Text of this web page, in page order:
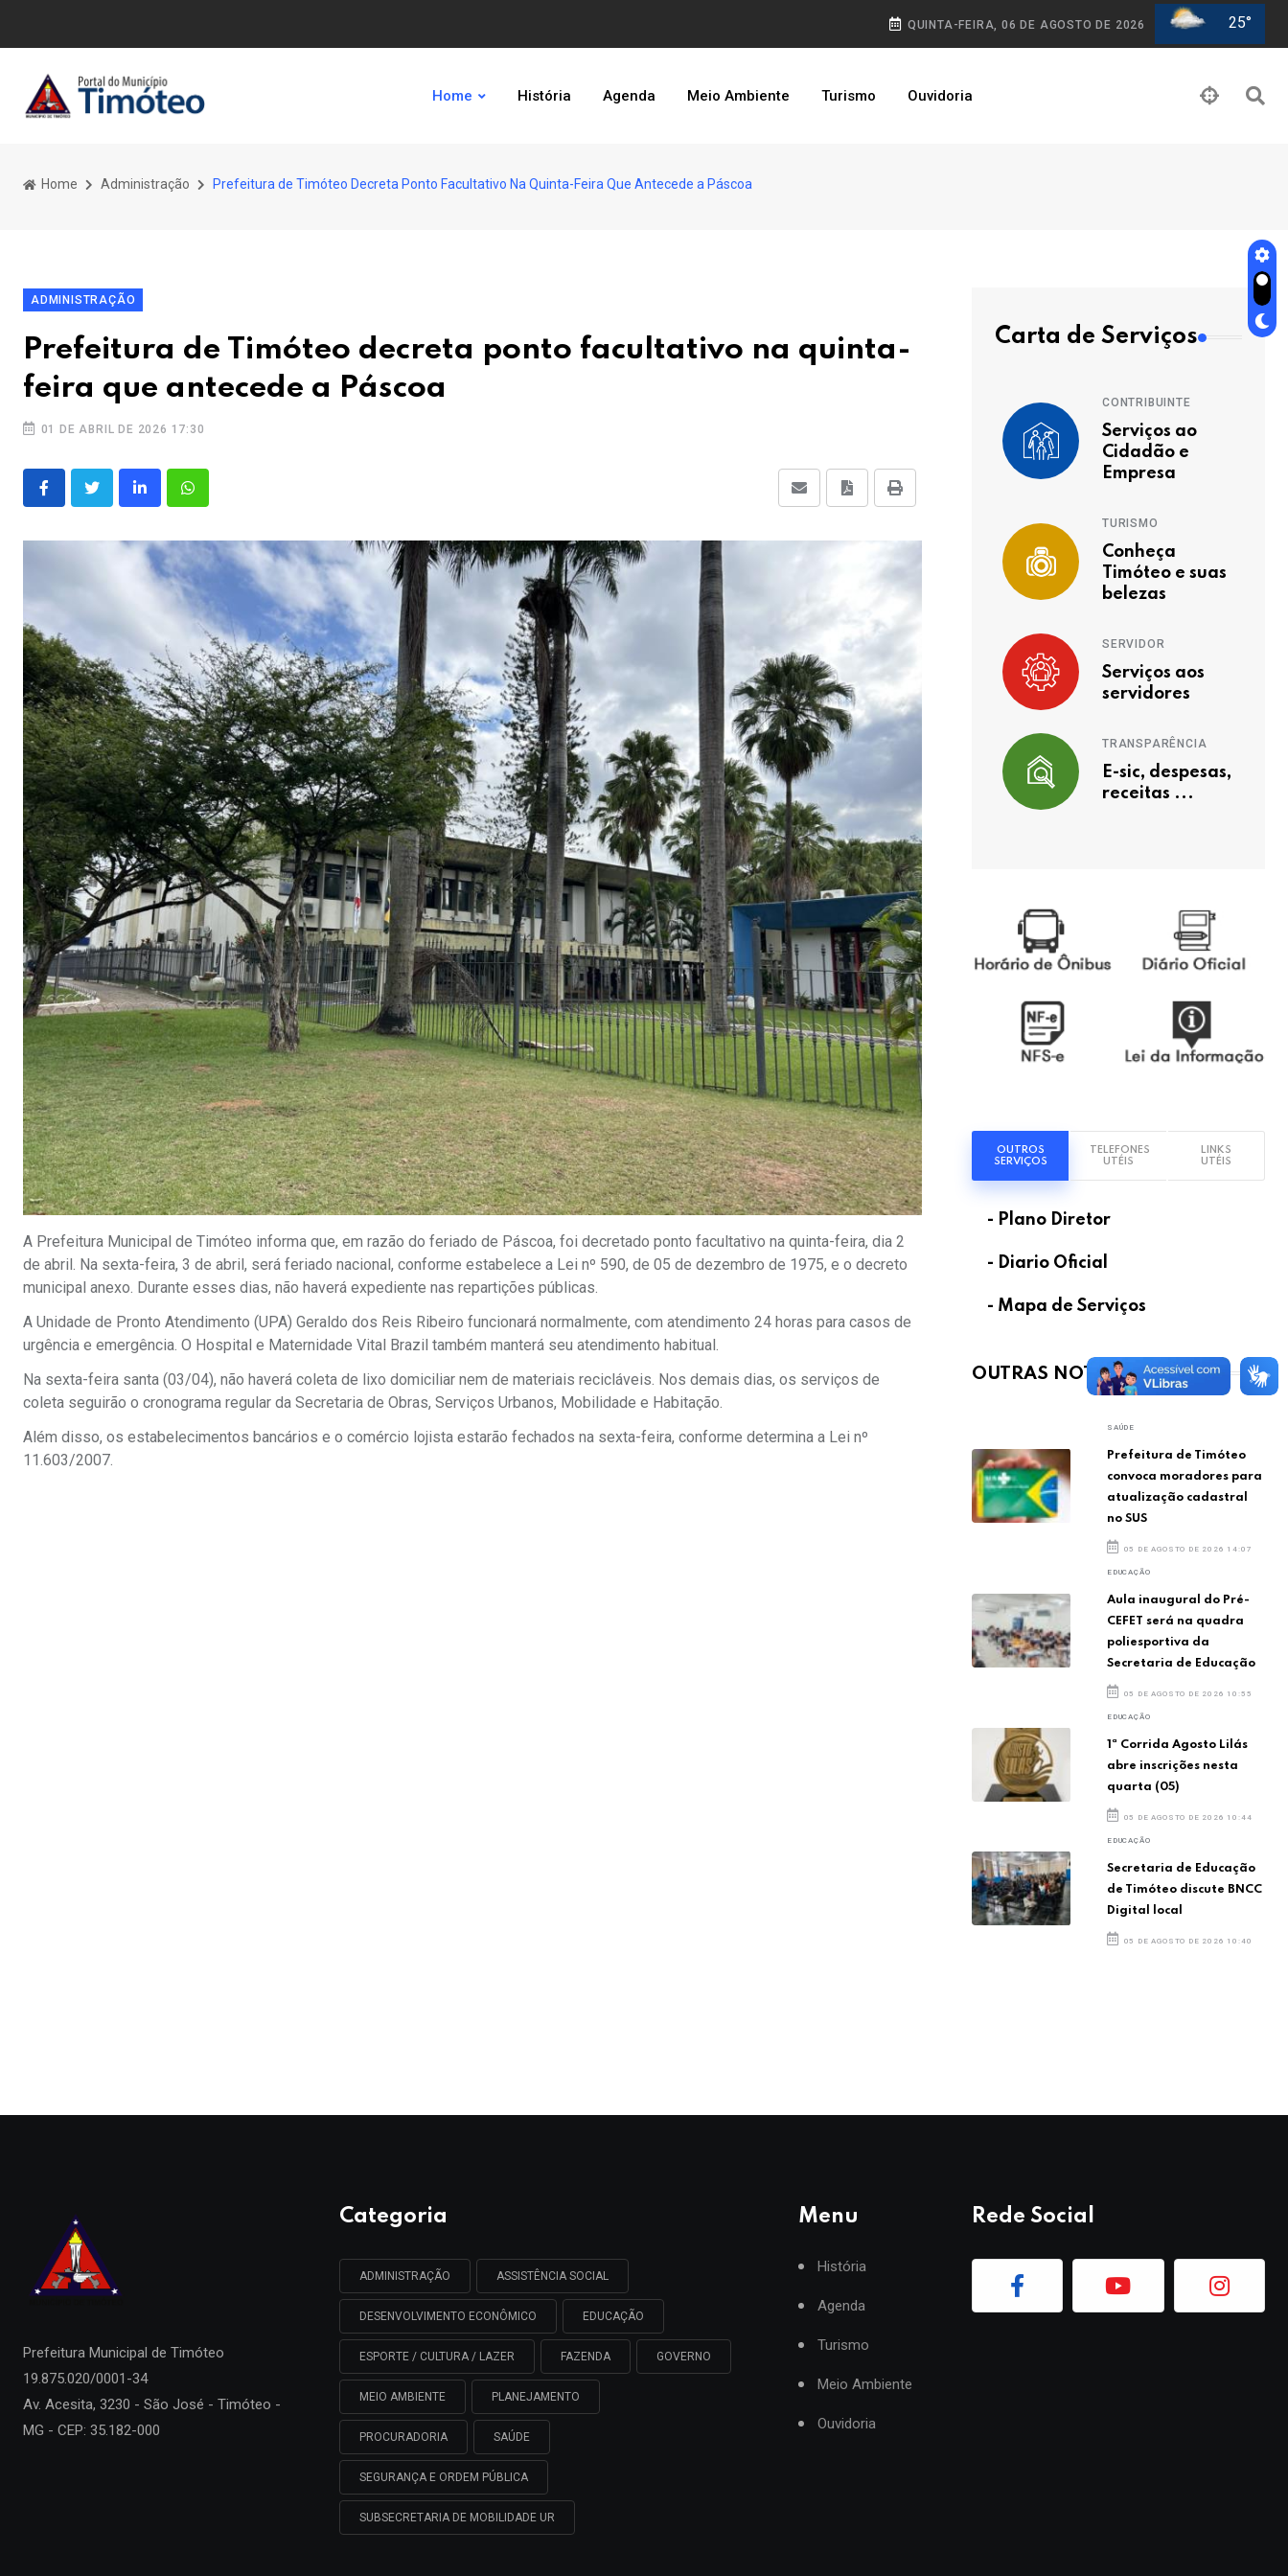
QUINTA-FEIRA, 06 DE AGOSTO DE 2026 25°
Home História Agenda Meio Ambiente Turismo Ouvidoria
Home Administração Prefeitura de Timóteo Decreta Ponto Facultativo Na Quinta-Feira Que Antecede a Páscoa
ADMINISTRAÇÃO
Prefeitura de Timóteo decreta ponto facultativo na quinta-
feira que antecede a Páscoa
01 DE ABRIL DE 2026 17:30
A Prefeitura Municipal de Timóteo informa que, em razão do feriado de Páscoa, foi decretado ponto facultativo na quinta-feira, dia 2
de abril. Na sexta-feira, 3 de abril, será feriado nacional, conforme estabelece a Lei nº 590, de 05 de dezembro de 1975, e o decreto
municipal anexo. Durante esses dias, não haverá expediente nas repartições públicas.
A Unidade de Pronto Atendimento (UPA) Geraldo dos Reis Ribeiro funcionará normalmente, com atendimento 24 horas para casos de
urgência e emergência. O Hospital e Maternidade Vital Brazil também manterá seu atendimento habitual.
Na sexta-feira santa (03/04), não haverá coleta de lixo domiciliar nem de materiais recicláveis. Nos demais dias, os serviços de
coleta seguirão o cronograma regular da Secretaria de Obras, Serviços Urbanos, Mobilidade e Habitação.
Além disso, os estabelecimentos bancários e o comércio lojista estarão fechados na sexta-feira, conforme determina a Lei nº
11.603/2007.
Carta de Serviços
CONTRIBUINTE
Serviços ao
Cidadão e
Empresa
TURISMO
Conheça
Timóteo e suas
belezas
SERVIDOR
Serviços aos
servidores
TRANSPARÊNCIA
E-sic, despesas,
receitas ...
OUTROS
SERVIÇOS
TELEFONES
UTÉIS
LINKS
UTÉIS
- Plano Diretor
- Diario Oficial
- Mapa de Serviços
OUTRAS NOTÍCIAS
SAÚDE
Prefeitura de Timóteo
convoca moradores para
atualização cadastral
no SUS
05 DE AGOSTO DE 2026 14:07
EDUCAÇÃO
Aula inaugural do Pré-
CEFET será na quadra
poliesportiva da
Secretaria de Educação
05 DE AGOSTO DE 2026 10:55
EDUCAÇÃO
1ª Corrida Agosto Lilás
abre inscrições nesta
quarta (05)
05 DE AGOSTO DE 2026 10:44
EDUCAÇÃO
Secretaria de Educação
de Timóteo discute BNCC
Digital local
05 DE AGOSTO DE 2026 10:40
Prefeitura Municipal de Timóteo
19.875.020/0001-34
Av. Acesita, 3230 - São José - Timóteo -
MG - CEP: 35.182-000
Categoria
ADMINISTRAÇÃO ASSISTÊNCIA SOCIAL
DESENVOLVIMENTO ECONÔMICO EDUCAÇÃO
ESPORTE / CULTURA / LAZER FAZENDA GOVERNO
MEIO AMBIENTE PLANEJAMENTO
PROCURADORIA SAÚDE
SEGURANÇA E ORDEM PÚBLICA
SUBSECRETARIA DE MOBILIDADE UR
Menu
História
Agenda
Turismo
Meio Ambiente
Ouvidoria
Rede Social